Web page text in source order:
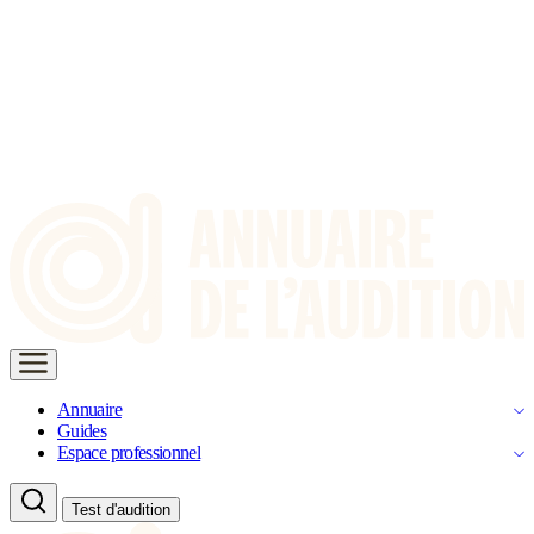
Annuaire
Guides
Espace professionnel
Test d'audition